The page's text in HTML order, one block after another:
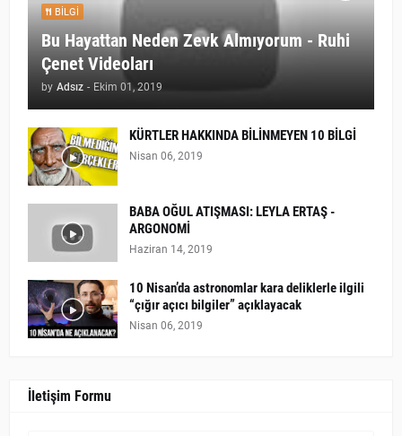
BILGI
Bu Hayattan Neden Zevk Almıyorum - Ruhi
Çenet Videoları
by Adsız - Ekim 01, 2019
KÜRTLER HAKKINDA BİLİNMEYEN 10 BİLGİ
Nisan 06, 2019
BABA OĞUL ATIŞMASI: LEYLA ERTAŞ -
ARGONOMİ
Haziran 14, 2019
10 Nisan’da astronomlar kara deliklerle ilgili
“çığır açıcı bilgiler” açıklayacak
Nisan 06, 2019
İletişim Formu